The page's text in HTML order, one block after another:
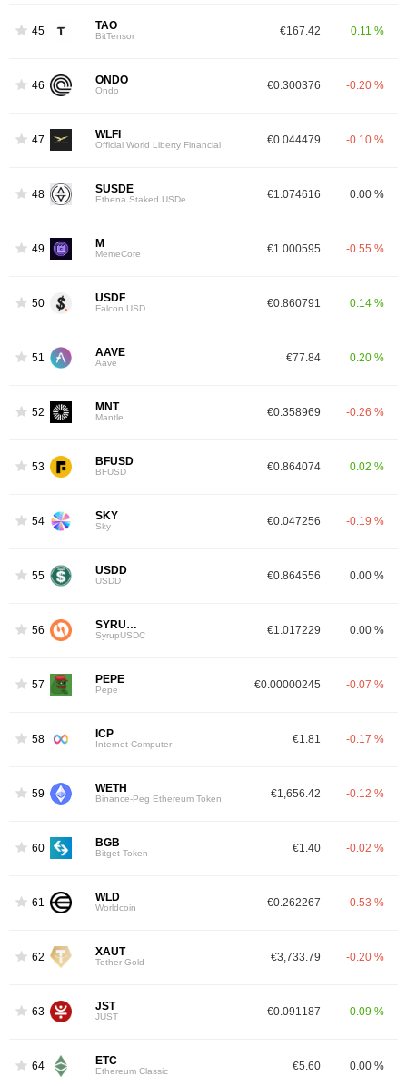
45 TAO
BitTensor €167.42 0.11 %
46 ONDO
Ondo €0.300376 -0.20 %
47 WLFI
Official World Liberty Financial €0.044479 -0.10 %
48 SUSDE
Ethena Staked USDe €1.074616 0.00 %
49 M
MemeCore €1.000595 -0.55 %
50 USDF
Falcon USD €0.860791 0.14 %
51 AAVE
Aave €77.84 0.20 %
52 MNT
Mantle €0.358969 -0.26 %
53 BFUSD
BFUSD €0.864074 0.02 %
54 SKY
Sky €0.047256 -0.19 %
55 USDD
USDD €0.864556 0.00 %
56 SYRUPUSDC
SyrupUSDC €1.017229 0.00 %
57 PEPE
Pepe €0.00000245 -0.07 %
58 ICP
Internet Computer €1.81 -0.17 %
59 WETH
Binance-Peg Ethereum Token €1,656.42 -0.12 %
60 BGB
Bitget Token €1.40 -0.02 %
61 WLD
Worldcoin €0.262267 -0.53 %
62 XAUT
Tether Gold €3,733.79 -0.20 %
63 JST
JUST €0.091187 0.09 %
64 ETC
Ethereum Classic €5.60 0.00 %